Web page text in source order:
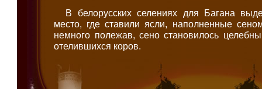
В белорусских селениях для Багана
место, где ставили ясли, наполненные
немного полежав, сено становилось
отелившихся коров.